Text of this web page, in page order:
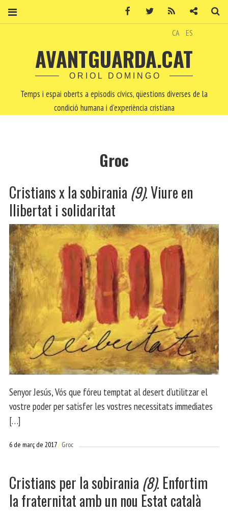
CA ES
AVANTGUARDA.CAT
ORIOL DOMINGO
Temps i espai oberts a episodis cívics, qüestions diverses de la
condició humana i d'experiència cristiana
Groc
Cristians x la sobirania (9). Viure en
llibertat i solidaritat
Senyor Jesús, Vós que fóreu temptat al desert d’utilitzar el
vostre poder per satisfer les vostres necessitats immediates
[…]
6 de març de 2017 Groc
Cristians per la sobirania (8). Enfortim
la fraternitat amb un nou Estat català
Facebook Twitter Contacte